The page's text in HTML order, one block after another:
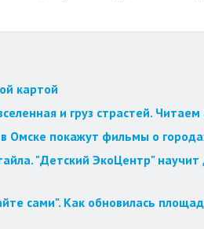
картой
и груз страстей.
Омске покажут фильмы о
"Детский ЭкоЦентр"
сами". Как обновилась